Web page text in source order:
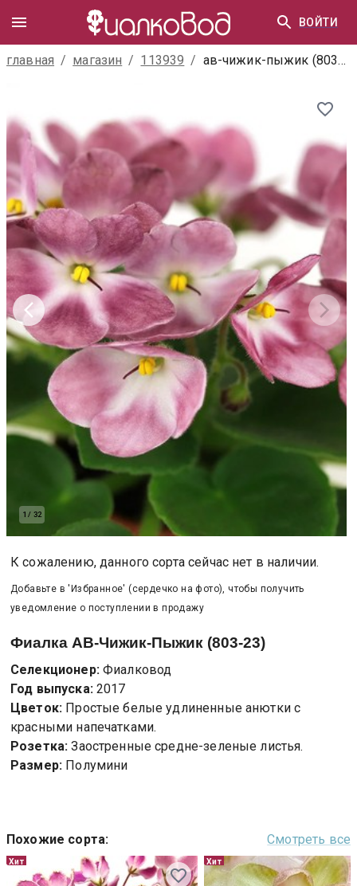
ВОЙТИ
главная / магазин / 113939 / ав-чижик-пыжик (803-23)
1 / 32
К сожалению, данного сорта сейчас нет в наличии.
Добавьте в 'Избранное' (сердечко на фото), чтобы получить
уведомление о поступлении в продажу
Фиалка АВ-Чижик-Пыжик (803-23)
Селекционер: Фиалковод
Год выпуска: 2017
Цветок: Простые белые удлиненные анютки с
красными напечатками.
Розетка: Заостренные средне-зеленые листья.
Размер: Полумини
Похожие сорта: Смотреть все
Хит Хит